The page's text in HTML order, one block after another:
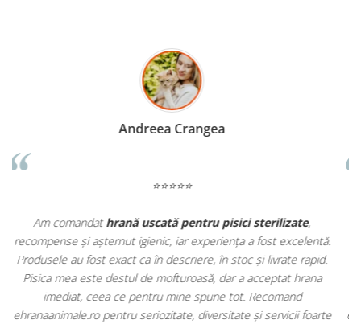
Madalina Stancea
⭐⭐⭐⭐⭐
Apreciez foarte mult faptul că peehranaanimale.ro
doar hrană, ci și produse dinfarmacia veterinară
antiparazitare, suplimente și soluții de îngrijire. Este foarte
comod să pot comanda tot ce am nevoie pentru animalul
dintr-un singur loc. Livrarea a fost rapidă, iar produsele au fost
originale și în termen. Magazin serios, bine organizat și foarte